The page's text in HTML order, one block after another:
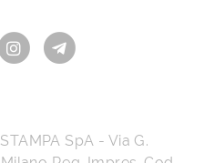
SpA - Via G.